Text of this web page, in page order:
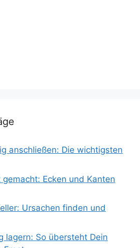
anschließen: Die wichtigsten
Ecken und Kanten
Ursachen finden und
lagern: So übersteht Dein